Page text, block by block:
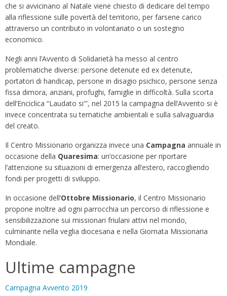
che si avvicinano al Natale viene chiesto di dedicare del tempo
alla riflessione sulle povertà del territorio, per farsene carico
attraverso un contributo in volontariato o un sostegno
economico.
Negli anni l’Avvento di Solidarietà ha messo al centro
problematiche diverse: persone detenute ed ex detenute,
portatori di handicap, persone in disagio psichico, persone senza
fissa dimora, anziani, profughi, famiglie in difficoltà. Sulla scorta
dell’Enciclica “Laudato si'”, nel 2015 la campagna dell’Avvento si è
invece concentrata su tematiche ambientali e sulla salvaguardia
del creato.
Il Centro Missionario organizza invece una Campagna annuale in
occasione della Quaresima: un’occasione per riportare
l’attenzione su situazioni di emergenza all’estero, raccogliendo
fondi per progetti di sviluppo.
In occasione dell’Ottobre Missionario, il Centro Missionario
propone inoltre ad ogni parrocchia un percorso di riflessione e
sensibilizzazione sui missionari friulani attivi nel mondo,
culminante nella veglia diocesana e nella Giornata Missionaria
Mondiale.
Ultime campagne
Campagna Avvento 2019